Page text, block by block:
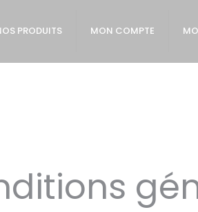
PRODUITS MON COMPTE